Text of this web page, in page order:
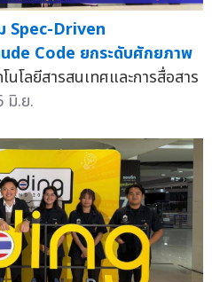
Spec-Driven
Code ยกระดับศักยภาพ
โลยีสารสนเทศและการสื่อสาร
มิ.ย.